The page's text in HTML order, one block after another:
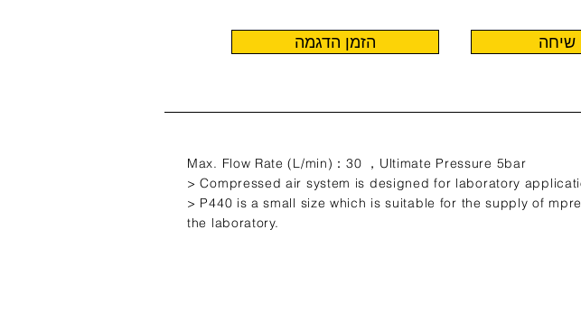
הזמן הדגמה שיחה
Max. Flow Rate (L/min)：30 ，Ultimate Pressure 5bar
> Compressed air system is designed for laboratory
> P440 is a small size which is suitable for the supply of
the laboratory.